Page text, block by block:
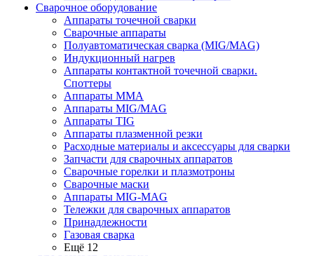
Сварочное оборудование
Аппараты точечной сварки
Сварочные аппараты
Полуавтоматическая сварка (MIG/MAG)
Индукционный нагрев
Аппараты контактной точечной сварки.
Споттеры
Аппараты MMA
Аппараты MIG/MAG
Аппараты TIG
Аппараты плазменной резки
Расходные материалы и аксессуары для сварки
Запчасти для сварочных аппаратов
Сварочные горелки и плазмотроны
Сварочные маски
Аппараты MIG-MAG
Тележки для сварочных аппаратов
Принадлежности
Газовая сварка
Ещё 12